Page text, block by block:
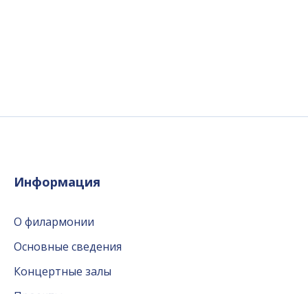
Информация
О филармонии
Основные сведения
Концертные залы